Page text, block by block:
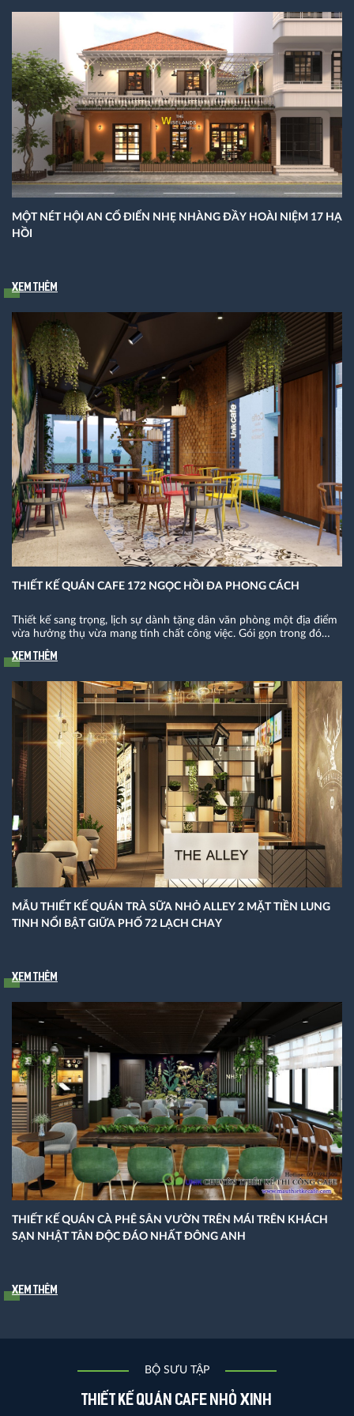
MỘT NÉT HỘI AN CỔ ĐIỂN NHẸ NHÀNG ĐẦY HOÀI NIỆM 17 HẠ
HỒI
Xem thêm
THIẾT KẾ QUÁN CAFE 172 NGỌC HỒI ĐA PHONG CÁCH
Thiết kế sang trọng, lịch sự dành tặng dân văn phòng một địa điểm
vừa hưởng thụ vừa mang tính chất công việc. Gói gọn trong đó
còn có thiết kế quán cafe 172 Ngọc Hồi đa phong cách. Nơi đây sẽ
là điểm đến hứa hẹn sẽ làm hài lòng mọi vị khách khó tính nhất.
Xem thêm
MẪU THIẾT KẾ QUÁN TRÀ SỮA NHỎ ALLEY 2 MẶT TIỀN LUNG
TINH NỔI BẬT GIỮA PHỐ 72 LẠCH CHAY
Xem thêm
THIẾT KẾ QUÁN CÀ PHÊ SÂN VƯỜN TRÊN MÁI TRÊN KHÁCH
SẠN NHẬT TÂN ĐỘC ĐÁO NHẤT ĐÔNG ANH
Xem thêm
BỘ SƯU TẬP
Thiết kế quán cafe nhỏ xinh